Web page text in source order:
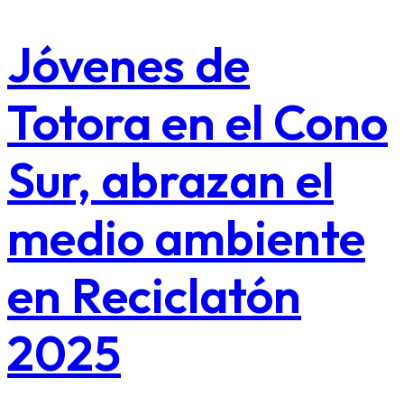
Jóvenes de
Totora en el Cono
Sur, abrazan el
medio ambiente
en Reciclatón
2025